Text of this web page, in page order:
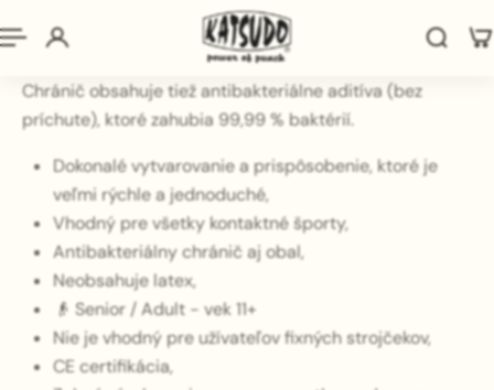
vyplnia medzery medzi Vašimi zubami a poskytujú
tak maximálnu ochranu.
Chránič obsahuje tiež antibakteriálne aditíva (bez
príchute), ktoré zahubia 99,99 % baktérií.
Dokonalé vytvarovanie a prispôsobenie, ktoré je
veľmi rýchle a jednoduché,
Vhodný pre všetky kontaktné športy,
Antibakteriálny chránič aj obal,
Neobsahuje latex,
👴 Senior / Adult - vek 11+
Nie je vhodný pre užívateľov fixných strojčekov,
CE certifikácia,